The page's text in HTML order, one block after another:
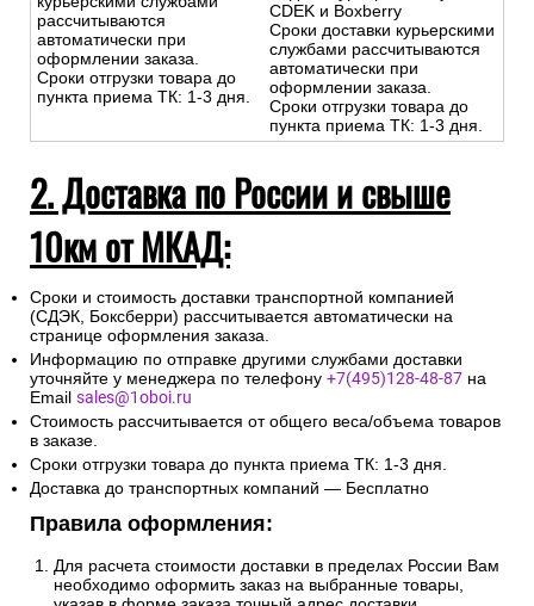
рассчитываются
автоматически при
оформлении заказа.
Сроки отгрузки товара до
пункта приема ТК: 1-3 дня.
CDEK и Boxberry
Сроки доставки курьерскими
службами рассчитываются
автоматически при
оформлении заказа.
Сроки отгрузки товара до
пункта приема ТК: 1-3 дня.
2. Доставка по России и свыше
10км от МКАД:
Сроки и стоимость доставки транспортной компанией
(СДЭК, Боксберри) рассчитывается автоматически на
странице оформления заказа.
Информацию по отправке другими службами доставки
уточняйте у менеджера по телефону +7(495)128-48-87 на
Email sales@1oboi.ru
Стоимость рассчитывается от общего веса/объема товаров
в заказе.
Сроки отгрузки товара до пункта приема ТК: 1-3 дня.
Доставка до транспортных компаний — Бесплатно
Правила оформления:
Для расчета стоимости доставки в пределах России Вам
необходимо оформить заказ на выбранные товары,